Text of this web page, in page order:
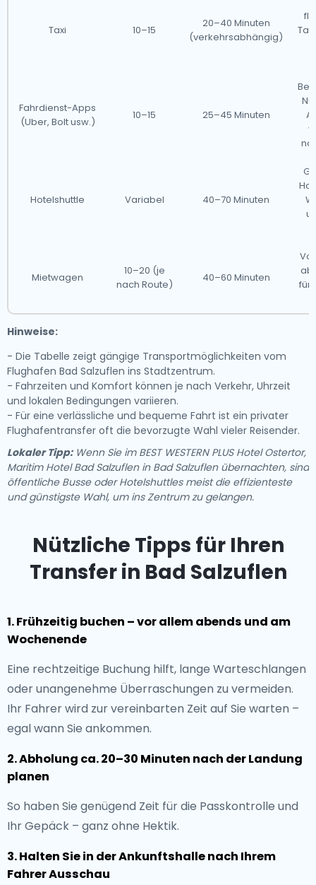
Taxi 10–15
20–40 Minuten
(verkehrsabhängig)
Fahrdienst-Apps
(Uber, Bolt usw.)
10–15 25–45 Minuten
Hotelshuttle Variabel 40–70 Minuten
Mietwagen
10–20 (je
nach Route)
40–60 Minuten
für
Hinweise:
- Die Tabelle zeigt gängige Transportmöglichkeiten vom
Flughafen Bad Salzuflen ins Stadtzentrum.
- Fahrzeiten und Komfort können je nach Verkehr, Uhrzeit
und lokalen Bedingungen variieren.
- Für eine verlässliche und bequeme Fahrt ist ein privater
Flughafentransfer oft die bevorzugte Wahl vieler Reisender.
Lokaler Tipp:Wenn Sie im BEST WESTERN PLUS Hotel Ostertor,
Maritim Hotel Bad Salzuflen in Bad Salzuflen übernachten, sind
öffentliche Busse oder Hotelshuttles meist die effizienteste
und günstigste Wahl, um ins Zentrum zu gelangen.
Nützliche Tipps für Ihren
Transfer in Bad Salzuflen
1. Frühzeitig buchen – vor allem abends und am
Wochenende
Eine rechtzeitige Buchung hilft, lange Warteschlangen
oder unangenehme Überraschungen zu vermeiden.
Ihr Fahrer wird zur vereinbarten Zeit auf Sie warten –
egal wann Sie ankommen.
2. Abholung ca. 20–30 Minuten nach der Landung
planen
So haben Sie genügend Zeit für die Passkontrolle und
Ihr Gepäck – ganz ohne Hektik.
3. Halten Sie in der Ankunftshalle nach Ihrem
Fahrer Ausschau